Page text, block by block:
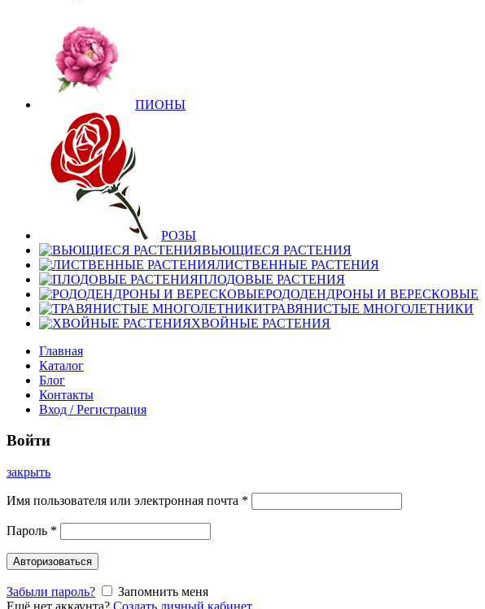
ПИОНЫ
РОЗЫ
ВЬЮЩИЕСЯ РАСТЕНИЯ
ЛИСТВЕННЫЕ РАСТЕНИЯ
ПЛОДОВЫЕ РАСТЕНИЯ
РОДОДЕНДРОНЫ И ВЕРЕСКОВЫЕ
ТРАВЯНИСТЫЕ МНОГОЛЕТНИКИ
ХВОЙНЫЕ РАСТЕНИЯ
Главная
Каталог
Блог
Контакты
Вход / Регистрация
Войти
закрыть
Имя пользователя или электронная почта *
Пароль *
Авторизоваться
Забыли пароль?
Запомнить меня
Ещё нет аккаунта? Создать личный кабинет